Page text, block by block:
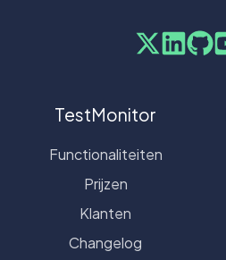
TestMonitor
Functionaliteiten
Prijzen
Klanten
Changelog